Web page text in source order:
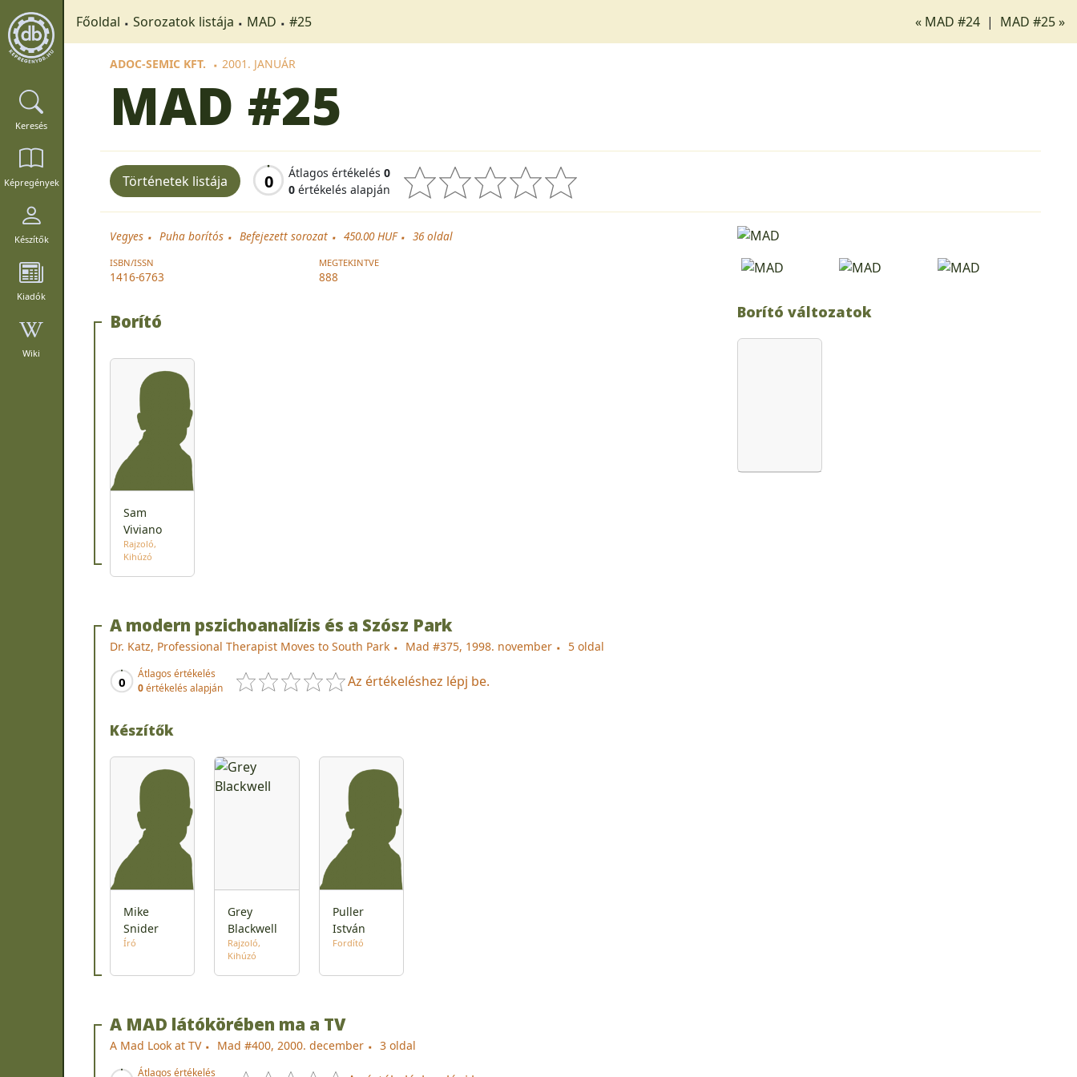
Keresés
Képregények
Készítők
Kiadók
Wiki
Főoldal Sorozatok listája MAD #25 « MAD #24 | MAD #25 »
ADOC-SEMIC KFT. 2001. JANUÁR
MAD #25
Történetek listája 0 Átlagos értékelés 0
0 értékelés alapján
Vegyes Puha borítós Befejezett sorozat 450.00 HUF 36oldal
ISBN/ISSN
1416-6763
MEGTEKINTVE
888
Borító
Sam
Viviano
Rajzoló
Kihúzó
A modern pszichoanalízis és a Szósz Park
Dr. Katz, Professional Therapist Moves to South Park Mad #375, 1998. november 5 oldal
0
Átlagos értékelés
0értékelés alapján Az értékeléshez lépj be.
Készítők
Mike
Snider
Író
Grey
Blackwell
Rajzoló
Kihúzó
Puller
István
Fordító
A MAD látókörében ma a TV
A Mad Look at TV Mad #400, 2000. december 3 oldal
Átlagos értékelés
Borító változatok